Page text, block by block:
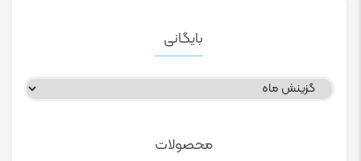
بایگانی
بایگانی
محصولات